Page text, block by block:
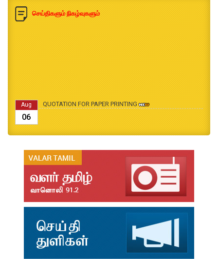
செய்திகளும் நிகழ்வுகளும்
Aug
06
QUOTATION FOR PAPER PRINTING
04
Jul
31
தமிழ்க்கலை – தமிழியல் காலாண்டு ஆய்விதழ் - 2026
Jul
31
தமிழ்க்கலை – தமிழியல் காலாண்டு ஆய்விதழ் – 2025
Jul தமிழ்க்கலை – தமிழியல் காலாண்டு ஆய்விதழ் – 2024